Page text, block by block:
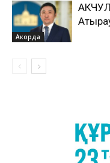
Акорда